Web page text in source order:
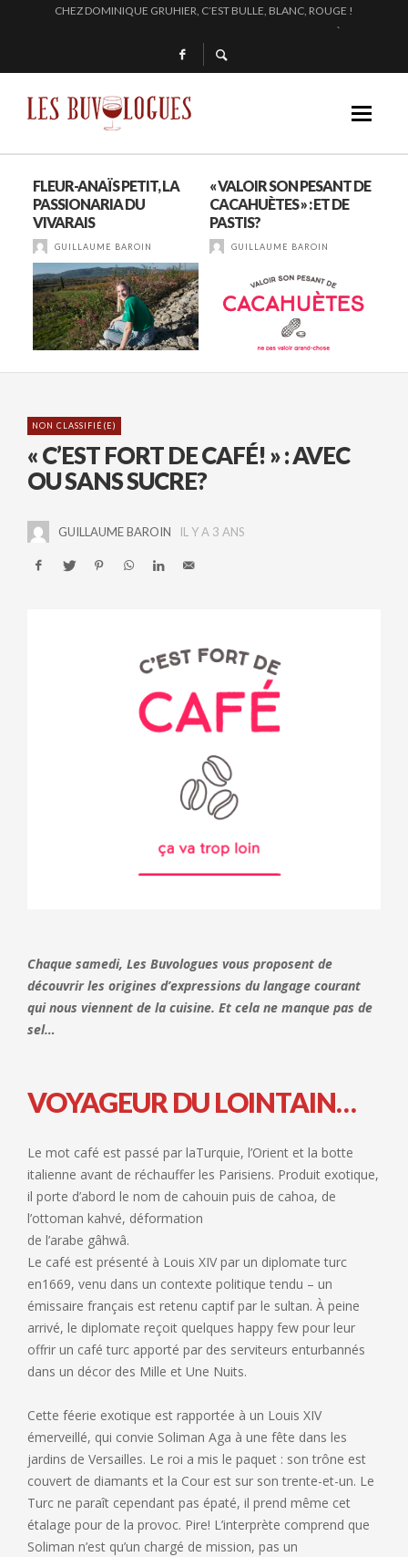
EN 2024, JULIE PITOISET DESSINE LE TRIANGLE DES MOULIN À VENT
L’INTERPROFESSION DES VINS DU BEAUJOLAIS : DU 210 AU 1761 !
SAMUEL BILLAUD FAIT BRILLER 2024
FLEUR-ANAÏS PETIT, LA
PASSIONARIA DU
VIVARAIS
GUILLAUME BAROIN
« VALOIR SON PESANT DE
CACAHUÈTES » : ET DE
PASTIS?
GUILLAUME BAROIN
NON CLASSIFIÉ(E)
« C’EST FORT DE CAFÉ! » : AVEC
OU SANS SUCRE?
GUILLAUME BAROIN IL Y A 3 ANS
Chaque samedi, Les Buvologues vous proposent de
découvrir les origines d’expressions du langage courant
qui nous viennent de la cuisine. Et cela ne manque pas de
sel…
VOYAGEUR DU LOINTAIN…
Le mot café est passé par laTurquie, l’Orient et la botte
italienne avant de réchauffer les Parisiens. Produit exotique,
il porte d’abord le nom de cahouin puis de cahoa, de
l’ottoman kahvé, déformation
de l’arabe gâhwâ.
Le café est présenté à Louis XIV par un diplomate turc
en1669, venu dans un contexte politique tendu – un
émissaire français est retenu captif par le sultan. À peine
arrivé, le diplomate reçoit quelques happy few pour leur
offrir un café turc apporté par des serviteurs enturbannés
dans un décor des Mille et Une Nuits.
Cette féerie exotique est rapportée à un Louis XIV
émerveillé, qui convie Soliman Aga à une fête dans les
jardins de Versailles. Le roi a mis le paquet : son trône est
couvert de diamants et la Cour est sur son trente-et-un. Le
Turc ne paraît cependant pas épaté, il prend même cet
étalage pour de la provoc. Pire! L’interprète comprend que
Soliman n’est qu’un chargé de mission, pas un